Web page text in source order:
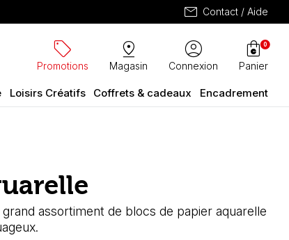
mail Contact / Aide
sell
Promotions
pin_drop
Magasin
account_circle
Connexion
shopping_bag
Panier
0
Loisirs Créatifs Coffrets & cadeaux Encadrement
assortiment de blocs de papier aquarelle